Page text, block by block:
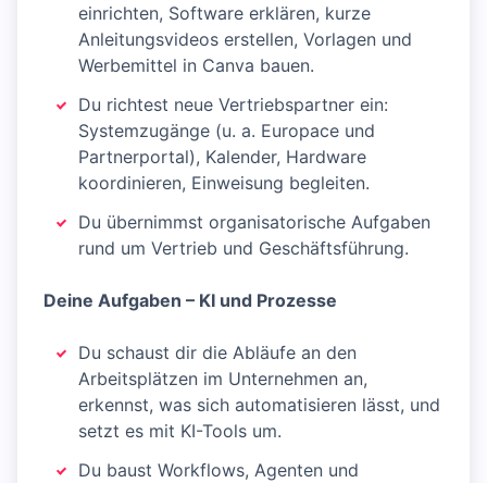
einrichten, Software erklären, kurze
Anleitungsvideos erstellen, Vorlagen und
Werbemittel in Canva bauen.
Du richtest neue Vertriebspartner ein:
Systemzugänge (u. a. Europace und
Partnerportal), Kalender, Hardware
koordinieren, Einweisung begleiten.
Du übernimmst organisatorische Aufgaben
rund um Vertrieb und Geschäftsführung.
Deine Aufgaben – KI und Prozesse
Du schaust dir die Abläufe an den
Arbeitsplätzen im Unternehmen an,
erkennst, was sich automatisieren lässt, und
setzt es mit KI-Tools um.
Du baust Workflows, Agenten und